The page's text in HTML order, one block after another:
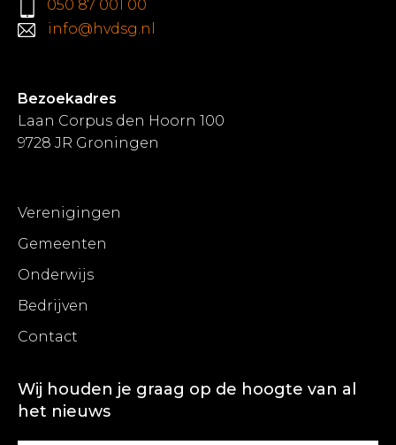
050 87 001 00
info@hvdsg.nl
Bezoekadres
Laan Corpus den Hoorn 100
9728 JR Groningen
Verenigingen
Gemeenten
Onderwijs
Bedrijven
Contact
Wij houden je graag op de hoogte van al
het nieuws